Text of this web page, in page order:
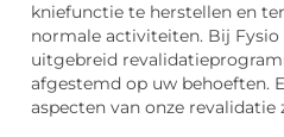
kniefunctie te herstellen en
normale activiteiten. Bij Fysio
uitgebreid
afgestemd op uw behoeften.
aspecten van onze revalidatie